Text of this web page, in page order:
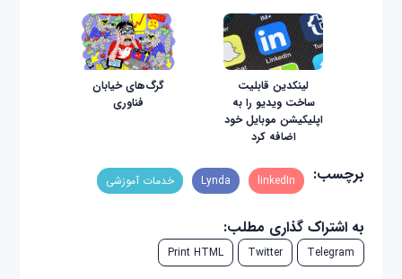
لینکدین قابلیت
ساخت ویدیو را به
اپلیکیشن موبایل خود
اضافه کرد
گرگ‌های خیابان
فناوری
برچسب: linkedIn
Lynda خدمات آموزشی
به اشتراک گذاری مطلب:
Telegram
Twitter
Print HTML